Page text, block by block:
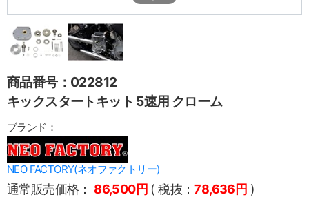
商品番号：022812
キックスタートキット 5速用 クローム
ブランド：
NEO FACTORY(ネオファクトリー)
通常販売価格： 86,500円 ( 税抜：78,636円 )